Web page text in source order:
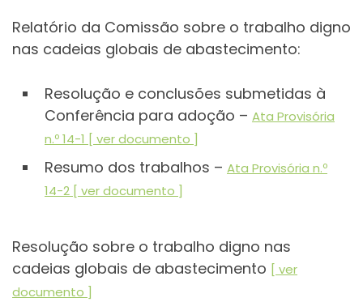
Relatório da Comissão sobre o trabalho digno
nas cadeias globais de abastecimento:
Resolução e conclusões submetidas à
Conferência para adoção – Ata Provisória
n.º 14-1 [ ver documento ]
Resumo dos trabalhos – Ata Provisória n.º
14-2 [ ver documento ]
Resolução sobre o trabalho digno nas
cadeias globais de abastecimento [ ver
documento ]